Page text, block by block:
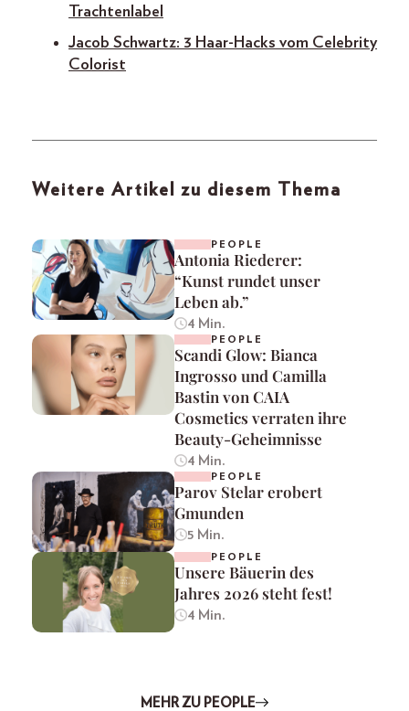
Trachtenlabel
Jacob Schwartz: 3 Haar-Hacks vom Celebrity
Colorist
Weitere Artikel zu diesem Thema
PEOPLE
Antonia Riederer:
“Kunst rundet unser
Leben ab.”
4 Min.
PEOPLE
Scandi Glow: Bianca
Ingrosso und Camilla
Bastin von CAIA
Cosmetics verraten ihre
Beauty-Geheimnisse
4 Min.
PEOPLE
Parov Stelar erobert
Gmunden
5 Min.
PEOPLE
Unsere Bäuerin des
Jahres 2026 steht fest!
4 Min.
MEHR ZU PEOPLE